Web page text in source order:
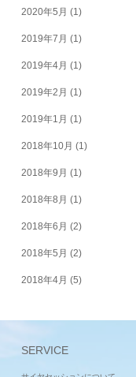
2020年5月 (1)
2019年7月 (1)
2019年4月 (1)
2019年2月 (1)
2019年1月 (1)
2018年10月 (1)
2018年9月 (1)
2018年8月 (1)
2018年6月 (2)
2018年5月 (2)
2018年4月 (5)
SERVICE